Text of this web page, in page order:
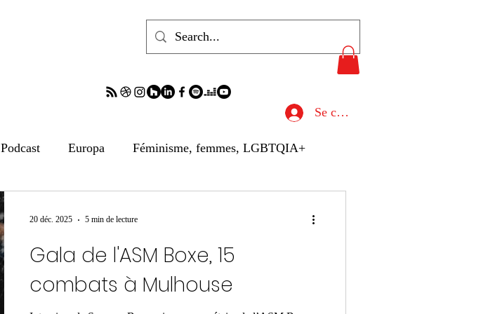
Se connecter
Podcast Europa Féminisme, femmes, LGBTQIA+
Archives Archives Archives Gastronomie
Gala de l'ASM Boxe, 15
combats à Mulhouse
20 déc. 2025 5 min de lecture